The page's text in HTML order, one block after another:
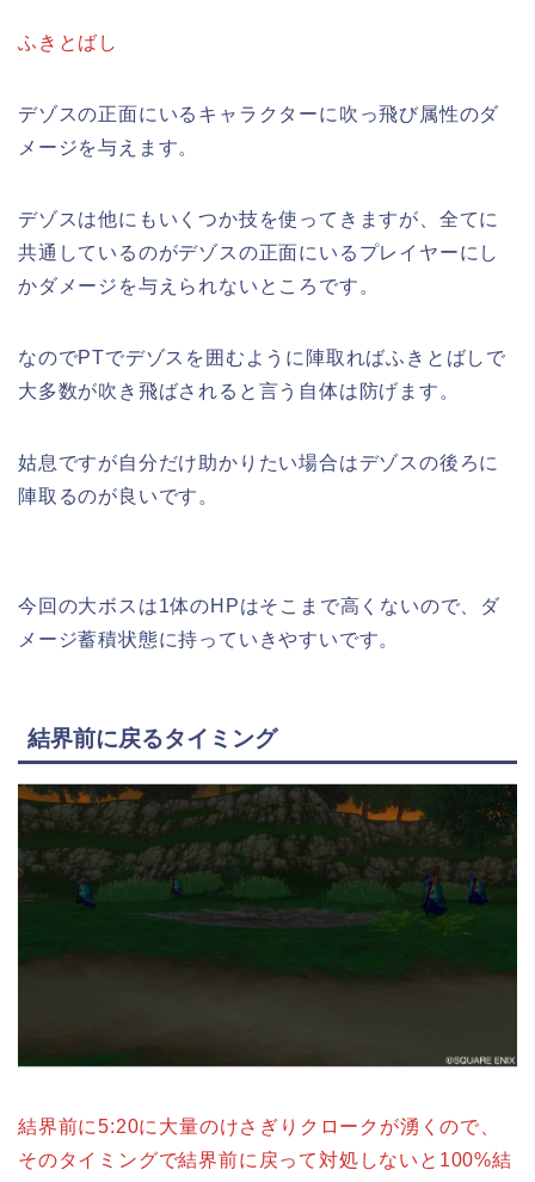
ふきとばし
デゾスの正面にいるキャラクターに吹っ飛び属性のダ
メージを与えます。
デゾスは他にもいくつか技を使ってきますが、全てに
共通しているのがデゾスの正面にいるプレイヤーにし
かダメージを与えられないところです。
なのでPTでデゾスを囲むように陣取ればふきとばしで
大多数が吹き飛ばされると言う自体は防げます。
姑息ですが自分だけ助かりたい場合はデゾスの後ろに
陣取るのが良いです。
今回の大ボスは1体のHPはそこまで高くないので、ダ
メージ蓄積状態に持っていきやすいです。
結界前に戻るタイミング
結界前に5:20に大量のけさぎりクロークが湧くので、
そのタイミングで結界前に戻って対処しないと100%結